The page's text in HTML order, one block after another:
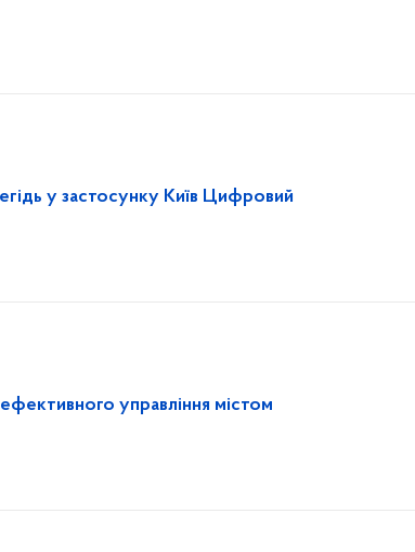
у застосунку Київ Цифровий
управління містом